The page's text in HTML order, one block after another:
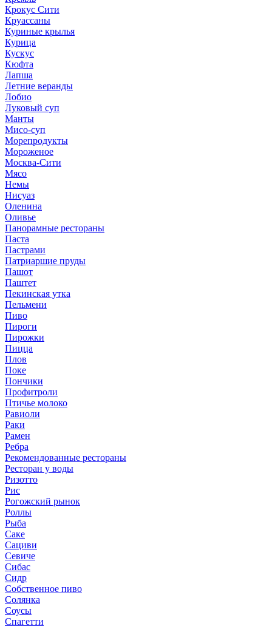
Крокус Сити
Круассаны
Куриные крылья
Курица
Кускус
Кюфта
Лапша
Летние веранды
Лобио
Луковый суп
Манты
Мисо-суп
Морепродукты
Мороженое
Москва-Сити
Мясо
Немы
Нисуаз
Оленина
Оливье
Панорамные рестораны
Паста
Пастрами
Патриаршие пруды
Пашот
Паштет
Пекинская утка
Пельмени
Пиво
Пироги
Пирожки
Пицца
Плов
Поке
Пончики
Профитроли
Птичье молоко
Равиоли
Раки
Рамен
Ребра
Рекомендованные рестораны
Ресторан у воды
Ризотто
Рис
Рогожский рынок
Роллы
Рыба
Саке
Сациви
Севиче
Сибас
Сидр
Собственное пиво
Солянка
Соусы
Спагетти